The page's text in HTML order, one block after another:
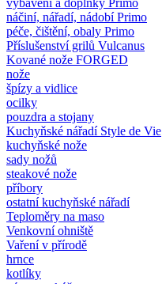
vybavení a doplňky Primo
náčiní, nářadí, nádobí Primo
péče, čištění, obaly Primo
Příslušenství grilů Vulcanus
Kované nože FORGED
nože
špízy a vidlice
ocilky
pouzdra a stojany
Kuchyňské nářadí Style de Vie
kuchyňské nože
sady nožů
steakové nože
příbory
ostatní kuchyňské nářadí
Teploměry na maso
Venkovní ohniště
Vaření v přírodě
hrnce
kotlíky